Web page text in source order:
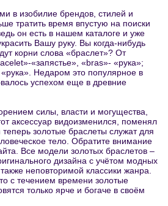
в изобилие брендов, стилей и
тратить время впустую на поиски
он есть в нашем каталоге и уже
Вашу руку. Вы когда-нибудь
корни слова «браслет»? От
«запястье», «bras»- «рука»;
Недаром это популярное в
успехом еще в древние
силы, власти и могущества,
аксессуар видоизменился, поменял
золотые браслеты служат для
тело. Обратите внимание
Все модели золотых браслетов –
дизайна с учётом модных
неповторимой классики жанра.
с течением времени золотые
только ярче и богаче в своём